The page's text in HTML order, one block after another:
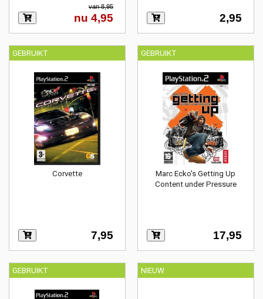
van 8,95
nu 4,95 2,95
GEBRUIKT
Corvette
7,95
GEBRUIKT
Marc Ecko's Getting Up
Content under Pressure
17,95
GEBRUIKT NIEUW